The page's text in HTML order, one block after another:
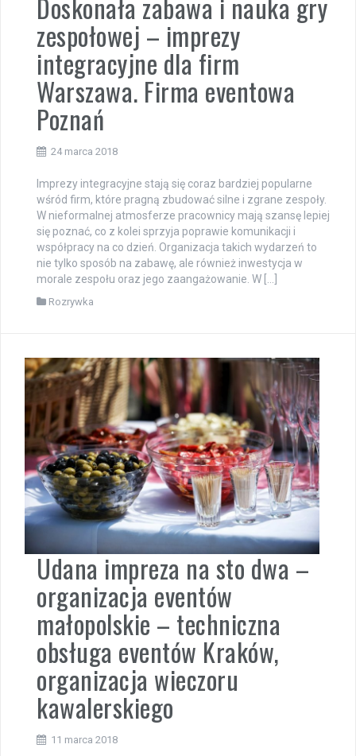
Doskonała zabawa i nauka gry
zespołowej – imprezy
integracyjne dla firm
Warszawa. Firma eventowa
Poznań
24 marca 2018
Imprezy integracyjne stają się coraz bardziej popularne
wśród firm, które pragną zbudować silne i zgrane zespoły.
W nieformalnej atmosferze pracownicy mają szansę lepiej
się poznać, co z kolei sprzyja poprawie komunikacji i
współpracy na co dzień. Organizacja takich wydarzeń to
nie tylko sposób na zabawę, ale również inwestycja w
morale zespołu oraz jego zaangażowanie. W […]
Rozrywka
Udana impreza na sto dwa –
organizacja eventów
małopolskie – techniczna
obsługa eventów Kraków,
organizacja wieczoru
kawalerskiego
11 marca 2018